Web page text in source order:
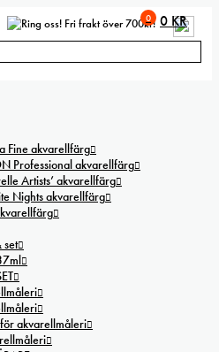
Fri frakt över 700kr!
0 0 KR
Fine akvarellfärg
Professional akvarellfärg
Artists’ akvarellfärg
Nights akvarellfärg
set
akvarellmåleri